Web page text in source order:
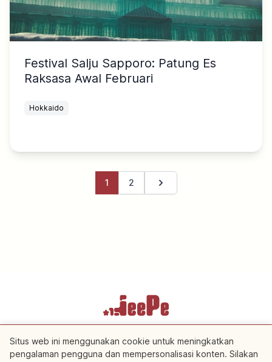
Festival Salju Sapporo: Patung Es
Raksasa Awal Februari
Hokkaido
1 2 Halaman berikutnya
Situs web ini menggunakan cookie untuk meningkatkan
pengalaman pengguna dan mempersonalisasi konten. Silakan